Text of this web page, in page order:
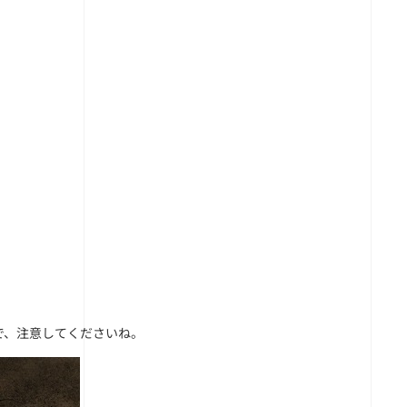
注意してくださいね。